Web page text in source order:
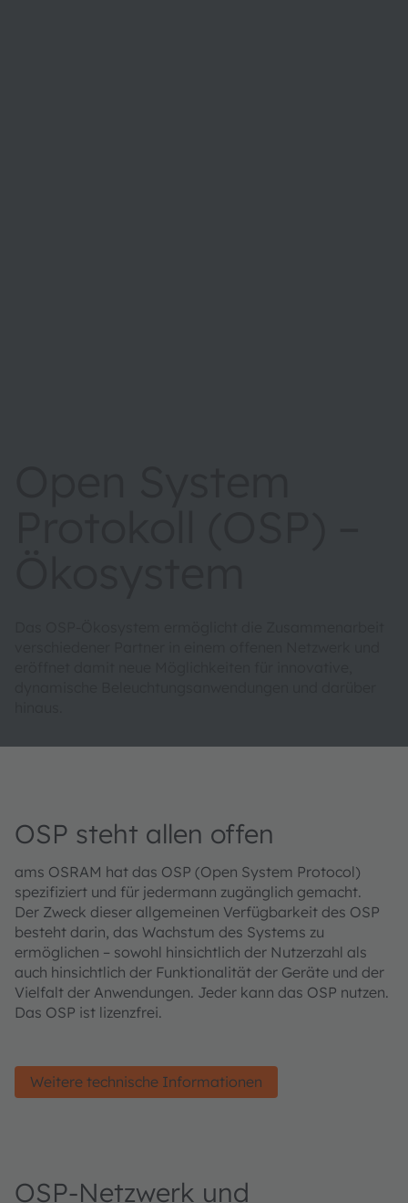
OSP steht allen offen
ams OSRAM hat das OSP (Open System Protocol)
spezifiziert und für jedermann zugänglich gemacht.
Der Zweck dieser allgemeinen Verfügbarkeit des OSP
besteht darin, das Wachstum des Systems zu
ermöglichen – sowohl hinsichtlich der Nutzerzahl als
auch hinsichtlich der Funktionalität der Geräte und der
Vielfalt der Anwendungen. Jeder kann das OSP nutzen.
Das OSP ist lizenzfrei.
Weitere technische Informationen
OSP-Netzwerk und